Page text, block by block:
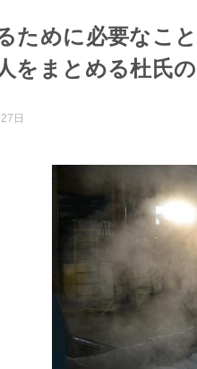
ために必要なこ
をまとめる杜氏
日